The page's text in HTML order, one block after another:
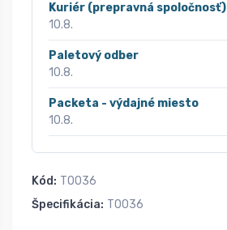
Kuriér (prepravná spoločnosť)
10.8.
Paletový odber
10.8.
Packeta - výdajné miesto
10.8.
Kód: T0036
Špecifikácia: T0036